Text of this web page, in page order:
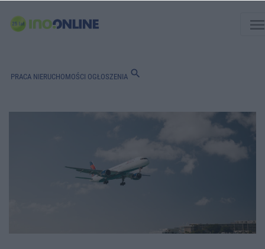
PRACA NIERUCHOMOŚCI OGŁOSZENIA search